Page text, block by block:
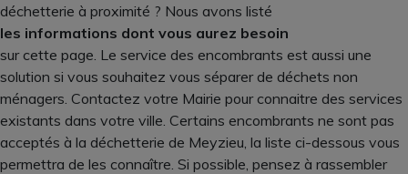
déchetterie à proximité ? Nous avons listé
les informations dont vous aurez besoin
sur cette page. Le service des encombrants est aussi une
solution si vous souhaitez vous séparer de déchets non
ménagers. Contactez votre Mairie pour connaitre des services
existants dans votre ville. Certains encombrants ne sont pas
acceptés à la déchetterie de Meyzieu, la liste ci-dessous vous
permettra de les connaître. Si possible, pensez à rassembler